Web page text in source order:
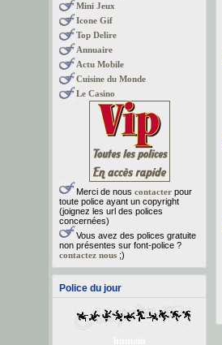
Mini Jeux
Icone Gif
Top Delire
Annuaire
Actu Mobile
Cuisine du Monde
Le Casino
Merci de nous contacterpour
toute police ayant un copyright
(joignez les url des polices
concernées)
Vous avez des polices gratuite
non présentes sur font-police ?
contactez nous;)
Police du jour